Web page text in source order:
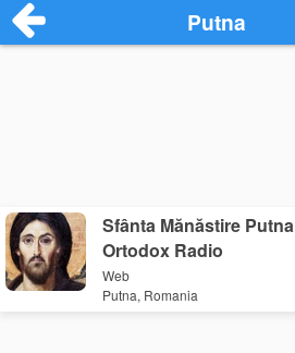
Putna
Sfânta Mănăstire Putna
Ortodox Radio
Web
Putna, Romania